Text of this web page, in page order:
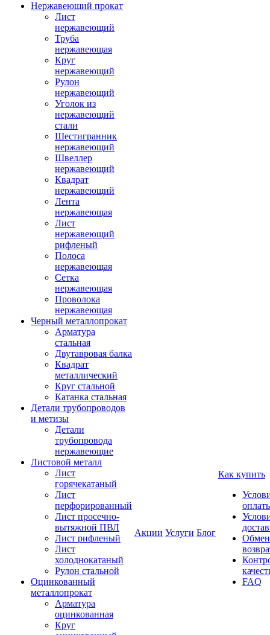
Нержавеющий прокат
Лист
нержавеющий
Труба
нержавеющая
Круг
нержавеющий
Рулон
нержавеющий
Уголок из
нержавеющий
стали
Шестигранник
нержавеющий
Швеллер
нержавеющий
Квадрат
нержавеющий
Лента
нержавеющая
Лист
нержавеющий
рифленый
Полоса
нержавеющая
Сетка
нержавеющая
Проволока
нержавеющая
Черный металлопрокат
Арматура
стальная
Двутавровая балка
Квадрат
металлический
Круг стальной
Катанка стальная
Детали трубопроводов
и метизы
Детали
трубопровода
нержавеющие
Листовой металл
Лист
горячекатаный
Лист
перфорированный
Лист просечно-
вытяжной ПВЛ
Лист рифленый
Лист
холоднокатаный
Рулон стальной
Оцинкованный
металлопрокат
Арматура
оцинкованная
Круг
Акции Услуги Блог
Как купить
FAQ